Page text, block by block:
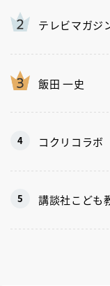
テレビマガジ
飯田 一史
コクリコラボ
講談社こども